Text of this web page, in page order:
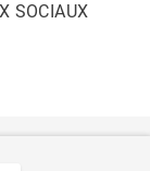
SOCIAUX